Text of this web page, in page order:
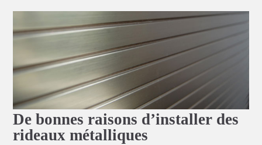
De bonnes raisons d’installer des
rideaux métalliques